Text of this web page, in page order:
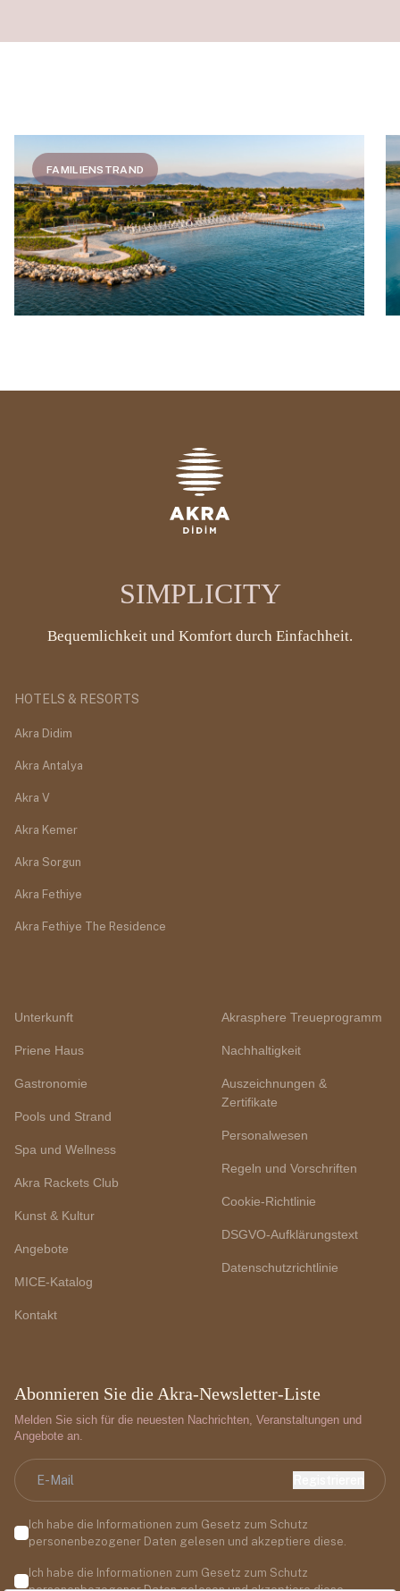
FAMILIENSTRAND
SIMPLICITY
Bequemlichkeit und Komfort durch Einfachheit.
HOTELS & RESORTS
Akra Didim
Akra Antalya
Akra V
Akra Kemer
Akra Sorgun
Akra Fethiye
Akra Fethiye The Residence
Unterkunft
Priene Haus
Gastronomie
Pools und Strand
Spa und Wellness
Akra Rackets Club
Kunst & Kultur
Angebote
MICE-Katalog
Kontakt
Akrasphere Treueprogramm
Nachhaltigkeit
Auszeichnungen &
Zertifikate
Personalwesen
Regeln und Vorschriften
Cookie-Richtlinie
DSGVO-Aufklärungstext
Datenschutzrichtlinie
Abonnieren Sie die Akra-Newsletter-Liste
Melden Sie sich für die neuesten Nachrichten, Veranstaltungen und
Angebote an.
Ich habe die Informationen zum Gesetz zum Schutz
personenbezogener Daten gelesen und akzeptiere diese.
Ich habe die Informationen zum Gesetz zum Schutz